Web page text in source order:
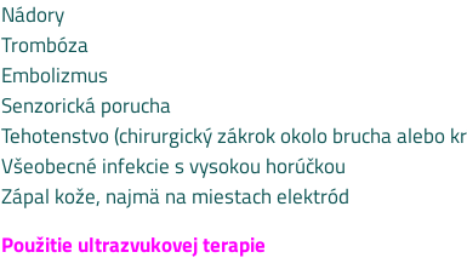
Nádory
Trombóza
Embolizmus
Senzorická porucha
Tehotenstvo (chirurgický zákrok okolo brucha alebo
Všeobecné infekcie s vysokou horúčkou
Zápal kože, najmä na miestach elektród
Použitie ultrazvukovej terapie